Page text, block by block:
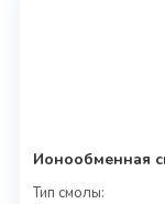
Ионообменная
Тип смолы: